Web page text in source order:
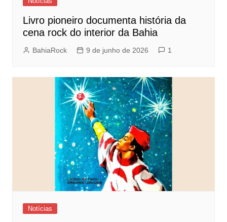
Livro pioneiro documenta história da
cena rock do interior da Bahia
BahiaRock 9 de junho de 2026 1
Notícias